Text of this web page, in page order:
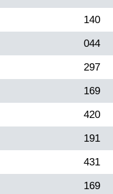
140
044
297
169
420
191
431
169